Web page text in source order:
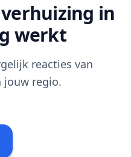
in
werkt
reacties van
jouw regio.